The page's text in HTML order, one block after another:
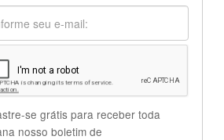
se grátis para receber toda
nosso boletim de